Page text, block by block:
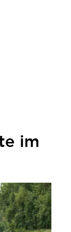
im
radeln